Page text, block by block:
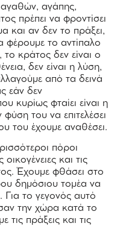
αγαθών, αγάπης,
πρέπει να φροντίσει
και αν δεν το πράξει,
φέρουμε το αντίπαλο
κράτος δεν είναι ο
δεν είναι η λύση,
από τα δεινά
εάν δεν
κυρίως φταίει είναι η
του να επιτελέσει
του έχουμε αναθέσει.
πόροι
και τις
Έχουμε φθάσει στο
δημόσιου τομέα να
το γεγονός αυτό
την χώρα κατά το
τις πράξεις και τις